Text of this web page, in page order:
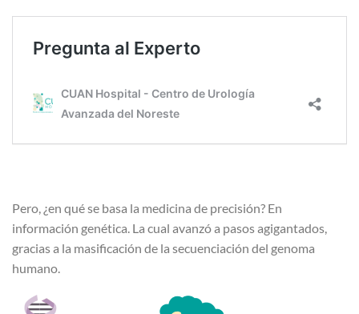
Pero, ¿en qué se basa la medicina de precisión? En
información genética. La cual avanzó a pasos agigantados,
gracias a la masificación de la secuenciación del genoma
humano.